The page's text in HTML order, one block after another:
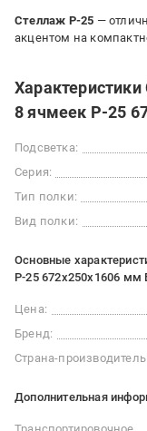
Стеллаж P-25 —
акцентом на
8 ячмеек P-25
Подсветка:
Серия:
Тип полки:
Вид полки:
Основные
P-25 672х250х1606 мм
Цена:
Бренд:
Страна-производитель:
Дополнительная